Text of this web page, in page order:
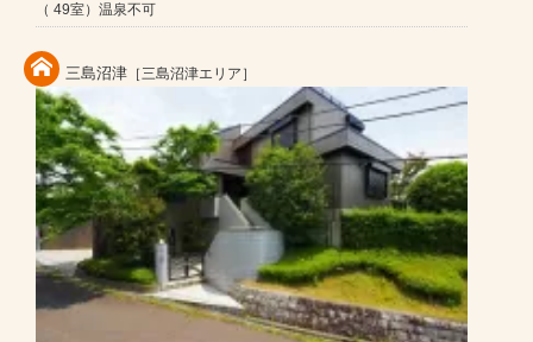
（ 49室）温泉不可
三島沼津 ［三島沼津エリア］